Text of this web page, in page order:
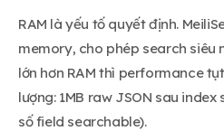
RAM là yếu tố quyết định.
memory, cho phép search siêu
lớn hơn RAM thì performance
lượng: 1MB raw JSON sau index
số field searchable).